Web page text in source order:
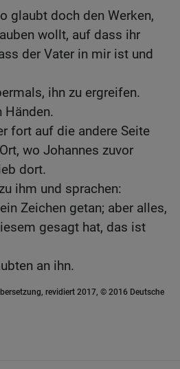
glaubt doch den Werken,
wollt, auf dass ihr
der Vater in mir ist und
ihn zu ergreifen.
Händen.
fort auf die andere Seite
wo Johannes zuvor
dort.
ihm und sprachen:
Zeichen getan; aber alles,
gesagt hat, das ist
an ihn.
revidiert 2017, © 2016 Deutsche